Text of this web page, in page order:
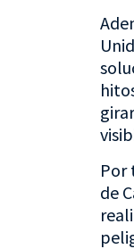
Por
de